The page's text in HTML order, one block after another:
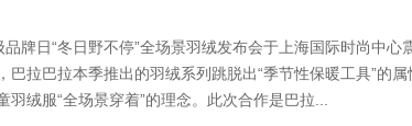
牌日“冬日野不停”全场景羽绒发布会于上海国际时尚中
拉巴拉本季推出的羽绒系列跳脱出“季节性保暖工具”的属
绒服“全场景穿着”的理念。此次合作是巴拉...